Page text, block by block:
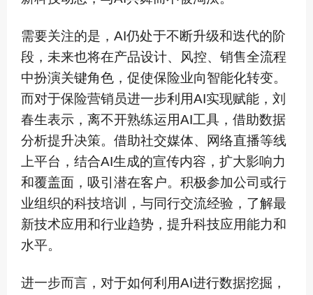
需要关注的是，AI仍处于不断升级和迭代的阶
段，未来也将在产品设计、风控、销售全流程
中扮演关键角色，促使保险业向智能化转变。
而对于保险营销员进一步利用AI实现赋能，刘
春生表示，离不开熟练运用AI工具，借助数据
分析提升决策。借助社交媒体、网络直播等线
上平台，结合AI生成的宣传内容，扩大影响力
和覆盖面，吸引潜在客户。积极参加公司或行
业组织的科技培训，与同行交流经验，了解最
新技术应用和行业趋势，提升科技应用能力和
水平。
进一步而言，对于如何利用AI进行数据挖掘，